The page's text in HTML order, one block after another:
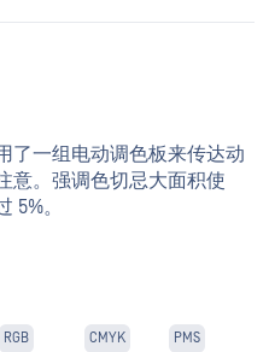
了一组电动调色板来传达动
意。强调色切忌大面积使
5%。
RGB
CMYK
PMS